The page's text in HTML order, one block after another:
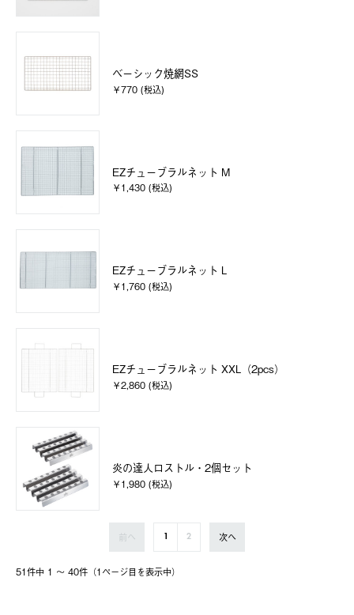
ベーシック焼網SS
￥770 (税込)
EZチューブラルネット M
￥1,430 (税込)
EZチューブラルネット L
￥1,760 (税込)
EZチューブラルネット XXL（2pcs）
￥2,860 (税込)
炎の達人ロストル・2個セット
￥1,980 (税込)
51件中 1 〜 40件（1ページ⽬を表⽰中）
前へ 1 2 次へ